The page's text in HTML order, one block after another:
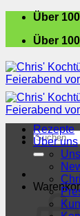
Zum
springen
Über
Über
Suchen
nach:
Rezepte
Über uns